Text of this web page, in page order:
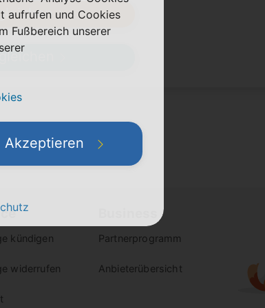
kündigen
widerrufen
Partnerprogramm
Anbieterübersicht
aufrufen und Cookies
Fußbereich unserer
Akzeptieren